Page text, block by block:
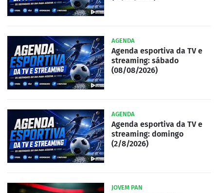
AGENDA
Agenda esportiva da TV e
streaming: sábado
(08/08/2026)
AGENDA
Agenda esportiva da TV e
streaming: domingo
(2/8/2026)
JOVEM PAN